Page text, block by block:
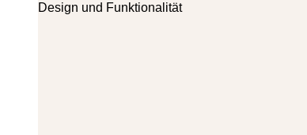
Design und Funktionalität